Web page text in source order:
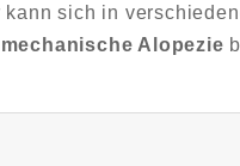
sich in
mechanische Alopezie